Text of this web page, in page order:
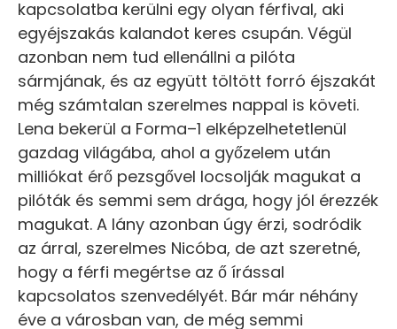
kapcsolatba kerülni egy olyan férfival, aki
egyéjszakás kalandot keres csupán. Végül
azonban nem tud ellenállni a pilóta
sármjának, és az együtt töltött forró éjszakát
még számtalan szerelmes nappal is követi.
Lena bekerül a Forma–1 elképzelhetetlenül
gazdag világába, ahol a győzelem után
milliókat érő pezsgővel locsolják magukat a
pilóták és semmi sem drága, hogy jól érezzék
magukat. A lány azonban úgy érzi, sodródik
az árral, szerelmes Nicóba, de azt szeretné,
hogy a férfi megértse az ő írással
kapcsolatos szenvedélyét. Bár már néhány
éve a városban van, de még semmi